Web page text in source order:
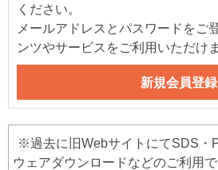
ください。
メールアドレスとパスワードをご
ンツやサービスをご利用いただけま
※過去に旧WebサイトにてSDS・
ウェアダウンロードなどのご利用